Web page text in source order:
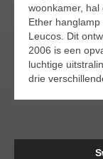
woonkamer,
Ether
Leucos. Dit
2006 is een
luchtige
drie